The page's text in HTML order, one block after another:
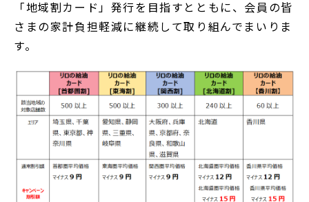
「地域割カード」発行を目指すとともに、会員の皆
さまの家計負担軽減に継続して取り組んでまいりま
す。